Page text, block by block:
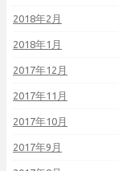
2018年2月
2018年1月
2017年12月
2017年11月
2017年10月
2017年9月